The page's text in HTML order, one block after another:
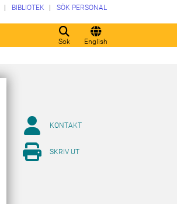
Sök English
BIBLIOTEK SÖK PERSONAL
KONTAKT
SKRIV UT